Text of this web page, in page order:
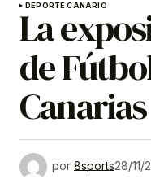
DEPORTE CANARIO
La
de
Canarias
por 8sports28/11/